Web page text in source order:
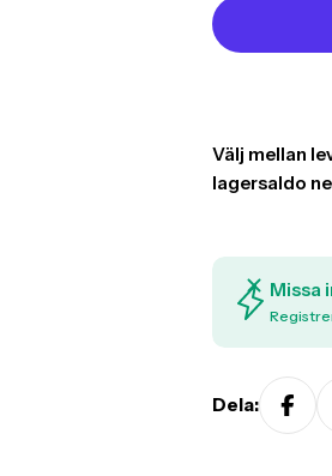
Missa
Dela: